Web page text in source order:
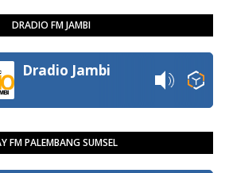
DRADIO FM JAMBI
Dradio Jambi
FM PALEMBANG SUMSEL